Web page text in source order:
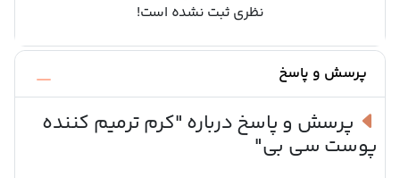
نظری ثبت نشده است!
پرسش و پاسخ
پرسش و پاسخ درباره "کرم ترمیم کننده
پوست سی بی"